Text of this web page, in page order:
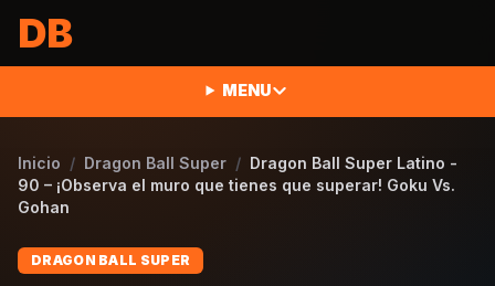
DB
MENU
Inicio / Dragon Ball Super / Dragon Ball Super Latino -
90 – ¡Observa el muro que tienes que superar! Goku Vs.
Gohan
DRAGON BALL SUPER